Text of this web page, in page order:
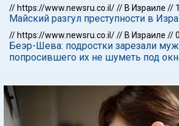
// https://www.newsru.co.il/// В Израиле //
Майский разгул преступности в
// https://www.newsru.co.il/// В Израиле //
Беэр-Шева: подростки зарезали
попросившего их не шуметь под